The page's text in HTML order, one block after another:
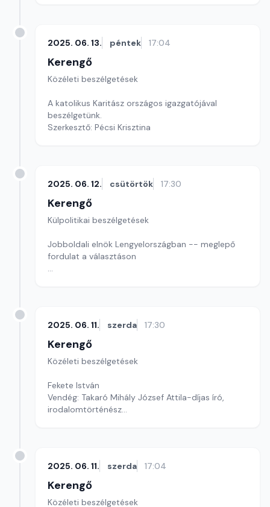
2025. 06. 13. péntek 17:04
Kerengő
Közéleti beszélgetések
A katolikus Karitász országos igazgatójával
beszélgetünk.
Szerkesztő: Pécsi Krisztina
2025. 06. 12. csütörtök 17:30
Kerengő
Külpolitikai beszélgetések
Jobboldali elnök Lengyelországban -- meglepő
fordulat a választáson
2025. 06. 11. szerda 17:30
Kerengő
Közéleti beszélgetések
Fekete István
Vendég: Takaró Mihály József Attila-díjas író,
irodalomtörténész
2025. 06. 11. szerda 17:04
Kerengő
Közéleti beszélgetések